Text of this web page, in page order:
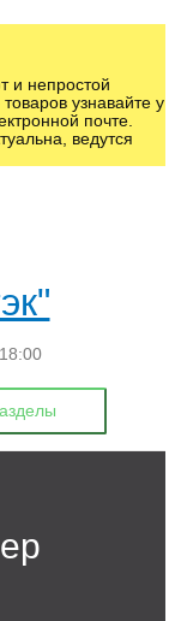
и непростой
узнавайте у
почте.
ведутся